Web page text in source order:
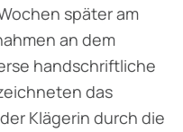
später am
an dem
handschriftliche
das
Klägerin durch die